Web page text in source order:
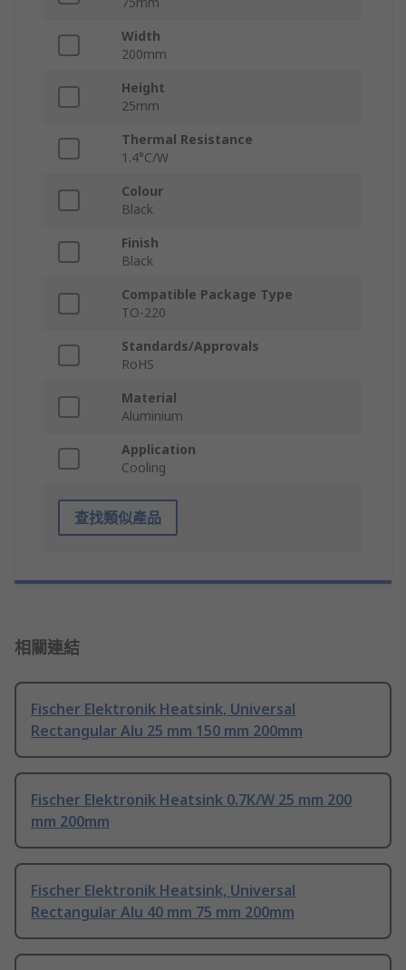
Width
200mm
Height
25mm
Thermal Resistance
1.4°C/W
Colour
Black
Finish
Black
Compatible Package Type
TO-220
Standards/Approvals
RoHS
Material
Aluminium
Application
Cooling
查找類似產品
相關連結
Fischer Elektronik Heatsink, Universal
Rectangular Alu 25 mm 150 mm 200mm
Fischer Elektronik Heatsink 0.7K/W 25 mm 200
mm 200mm
Fischer Elektronik Heatsink, Universal
Rectangular Alu 40 mm 75 mm 200mm